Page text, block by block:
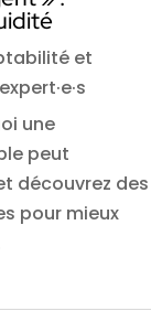
et
une
peut
découvrez des
pour mieux